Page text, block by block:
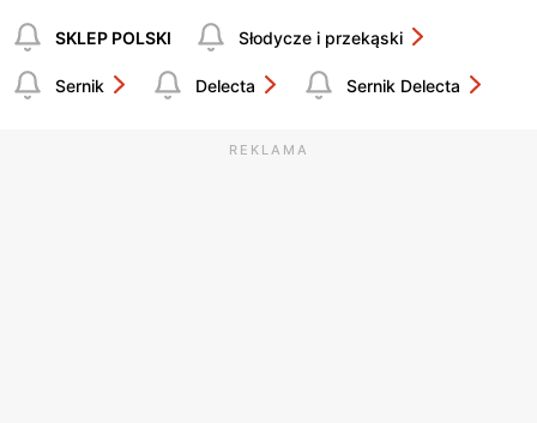
SKLEP POLSKI Słodycze i przekąski
Sernik Delecta Sernik Delecta
REKLAMA